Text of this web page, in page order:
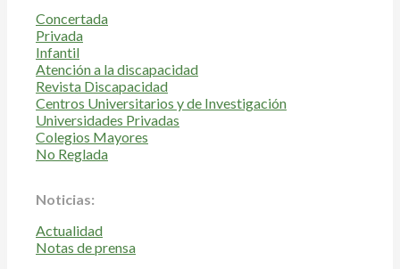
Concertada
Privada
Infantil
Atención a la discapacidad
Revista Discapacidad
Centros Universitarios y de Investigación
Universidades Privadas
Colegios Mayores
No Reglada
Noticias:
Actualidad
Notas de prensa